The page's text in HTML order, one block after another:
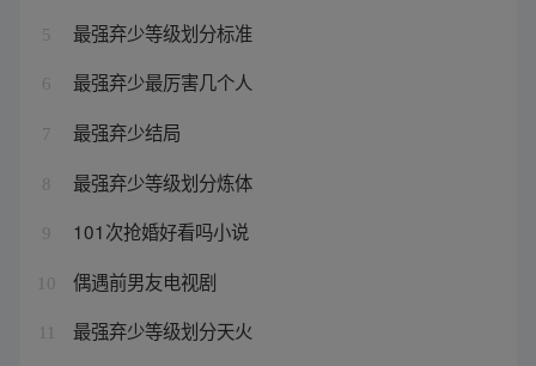
5 最强弃少等级划分标准
6 最强弃少最厉害几个人
7 最强弃少结局
8 最强弃少等级划分炼体
9 101次抢婚好看吗小说
10 偶遇前男友电视剧
最强弃少等级划分天火